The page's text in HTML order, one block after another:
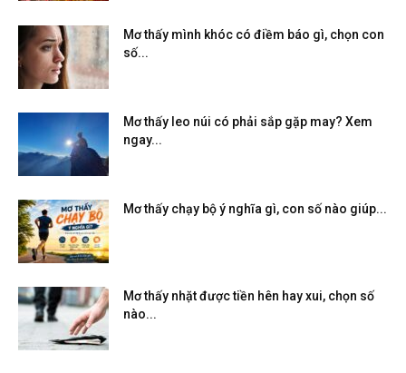
Mơ thấy mình khóc có điềm báo gì, chọn con
số...
Mơ thấy leo núi có phải sắp gặp may? Xem
ngay...
Mơ thấy chạy bộ ý nghĩa gì, con số nào giúp...
Mơ thấy nhặt được tiền hên hay xui, chọn số
nào...